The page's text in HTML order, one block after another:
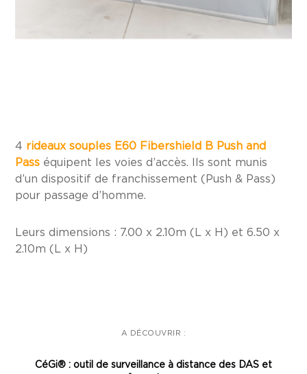
4 rideaux souples E60 Fibershield B Push and
Pass équipent les voies d’accès. Ils sont munis
d’un dispositif de franchissement (Push & Pass)
pour passage d’homme.
Leurs dimensions : 7.00 x 2.10m (L x H) et 6.50 x
2.10m (L x H)
A DÉCOUVRIR :
CéGi® : outil de surveillance à distance des DAS et